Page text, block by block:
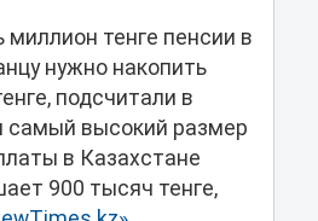
миллион тенге пенсии в
нужно накопить
подсчитали в
высокий размер
в Казахстане
900 тысяч тенге,